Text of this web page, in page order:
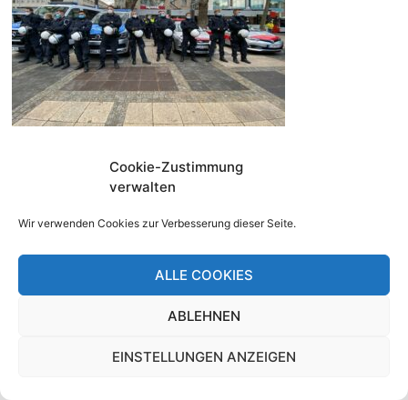
Cookie-Zustimmung
verwalten
Wir verwenden Cookies zur Verbesserung dieser Seite.
ALLE COOKIES
ABLEHNEN
EINSTELLUNGEN ANZEIGEN
Copyright © 2026 Köln gegen Rechts. Mit Stolz